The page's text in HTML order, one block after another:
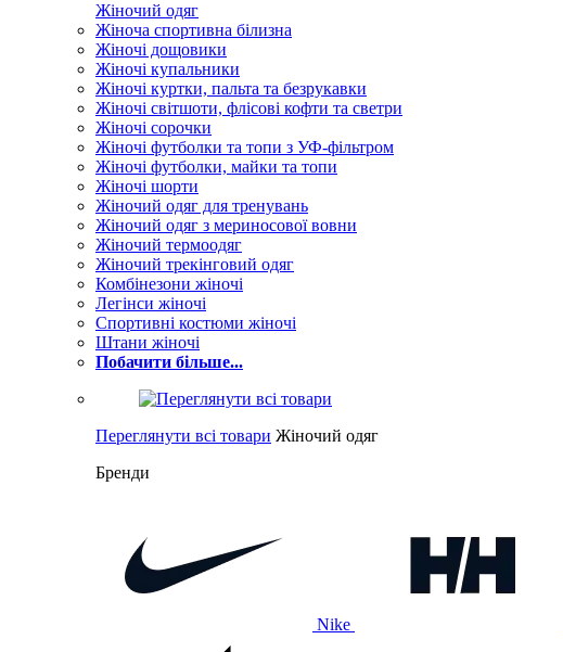
Жіночий одяг
Жіноча спортивна білизна
Жіночі дощовики
Жіночі купальники
Жіночі куртки, пальта та безрукавки
Жіночі світшоти, флісові кофти та светри
Жіночі сорочки
Жіночі футболки та топи з УФ-фільтром
Жіночі футболки, майки та топи
Жіночі шорти
Жіночий одяг для тренувань
Жіночий одяг з мериносової вовни
Жіночий термоодяг
Жіночий трекінговий одяг
Комбінезони жіночі
Легінси жіночі
Спортивні костюми жіночі
Штани жіночі
Побачити більше...
Переглянути всі товари Жіночий одяг
Бренди
Nike